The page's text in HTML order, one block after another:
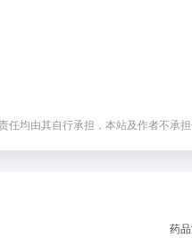
均由其自行承担，本站及作者不承担
药